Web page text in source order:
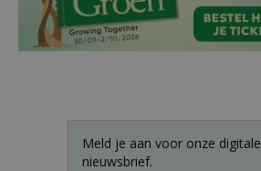
Meld je aan voor onze digitale
nieuwsbrief.